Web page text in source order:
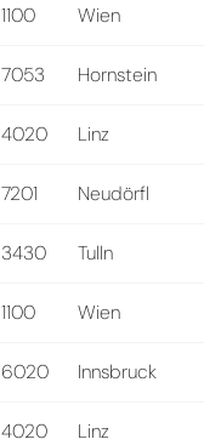
1100 Wien
7053 Hornstein
4020 Linz
7201 Neudörfl
3430 Tulln
1100 Wien
6020 Innsbruck
4020 Linz